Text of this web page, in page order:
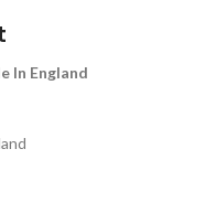
In England